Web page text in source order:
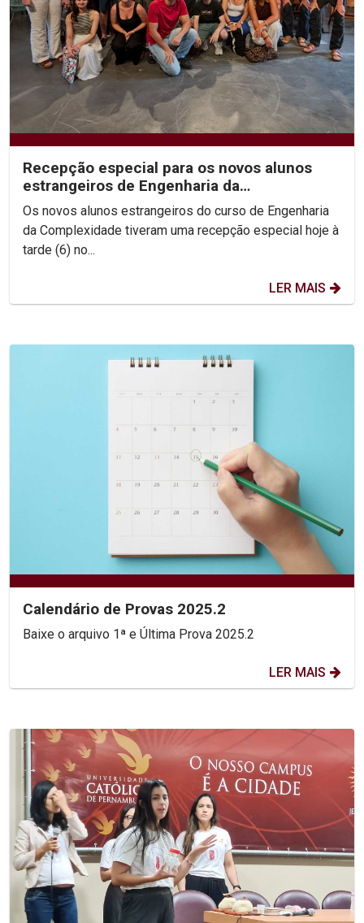
Recepção especial para os novos alunos
estrangeiros de Engenharia da
Complexidade
Os novos alunos estrangeiros do curso de Engenharia
da Complexidade tiveram uma recepção especial hoje à
tarde (6) no...
LER MAIS
Calendário de Provas 2025.2
LER MAIS